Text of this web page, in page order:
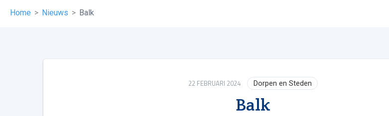
Home Nieuws Balk
22 FEBRUARI 2024 Dorpen en Steden
Balk